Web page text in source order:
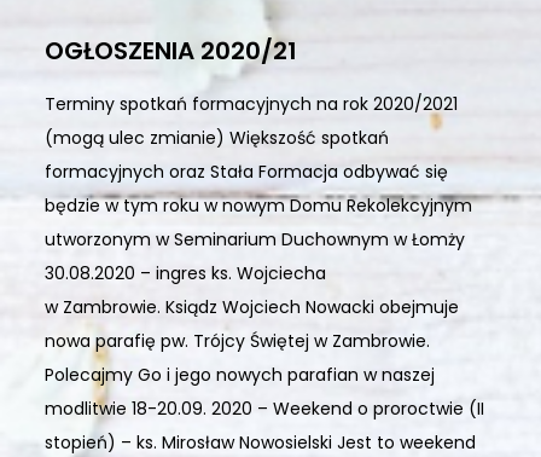
OGŁOSZENIA 2020/21
Terminy spotkań formacyjnych na rok 2020/2021
(mogą ulec zmianie) Większość spotkań
formacyjnych oraz Stała Formacja odbywać się
będzie w tym roku w nowym Domu Rekolekcyjnym
utworzonym w Seminarium Duchownym w Łomży
30.08.2020 – ingres ks. Wojciecha
w Zambrowie. Ksiądz Wojciech Nowacki obejmuje
nowa parafię pw. Trójcy Świętej w Zambrowie.
Polecajmy Go i jego nowych parafian w naszej
modlitwie 18-20.09. 2020 – Weekend o proroctwie (II
stopień) – ks. Mirosław Nowosielski Jest to weekend